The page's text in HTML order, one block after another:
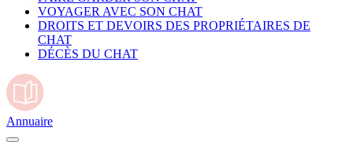
VOYAGER AVEC SON CHAT
DROITS ET DEVOIRS DES PROPRIÉTAIRES DE
CHAT
DÉCÈS DU CHAT
Annuaire